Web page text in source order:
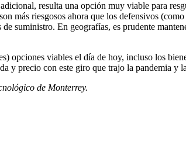
resulta una opción muy viable para
más riesgosos ahora que los defensivos
suministro. En geografías, es prudente
opciones viables el día de hoy, incluso los
y precio con este giro que trajo la pandemia y
de Monterrey.